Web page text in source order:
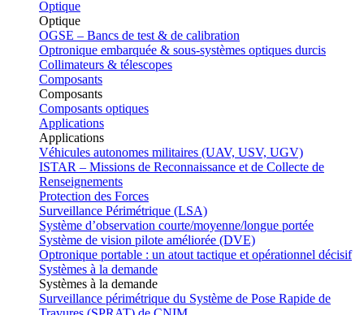
Optique
Optique
OGSE – Bancs de test & de calibration
Optronique embarquée & sous-systèmes optiques durcis
Collimateurs & télescopes
Composants
Composants
Composants optiques
Applications
Applications
Véhicules autonomes militaires (UAV, USV, UGV)
ISTAR – Missions de Reconnaissance et de Collecte de
Renseignements
Protection des Forces
Surveillance Périmétrique (LSA)
Système d’observation courte/moyenne/longue portée
Système de vision pilote améliorée (DVE)
Optronique portable : un atout tactique et opérationnel décisif
Systèmes à la demande
Systèmes à la demande
Surveillance périmétrique du Système de Pose Rapide de